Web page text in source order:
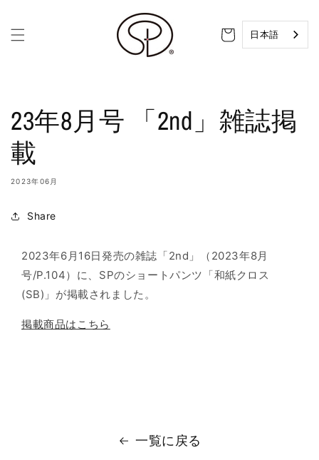
進む
ー
日本語
23年8月号 「2nd」雑誌掲
載
2023年06月
Share
2023年6月16日発売の雑誌「2nd」（2023年8月
号/P.104）に、SPのショートパンツ「和紙クロス
(SB)」が掲載されました。
掲載商品はこちら
一覧に戻る